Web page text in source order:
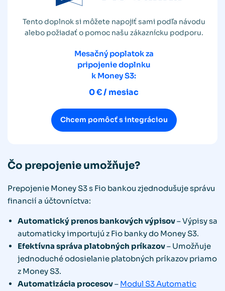
Tento doplnok si môžete napojiť sami podľa návodu
alebo požiadať o pomoc našu zákaznícku podporu.
Mesačný poplatok za
pripojenie doplnku
k Money S3:
0 € / mesiac
Chcem pomôcť s integráciou
Čo prepojenie umožňuje?
Prepojenie Money S3 s Fio bankou zjednodušuje správu
financií a účtovníctva:
Automatický prenos bankových výpisov– Výpisy sa
automaticky importujú z Fio banky do Money S3.
Efektívna správa platobných príkazov– Umožňuje
jednoduché odosielanie platobných príkazov priamo
z Money S3.
Automatizácia procesov– Modul S3 Automatic